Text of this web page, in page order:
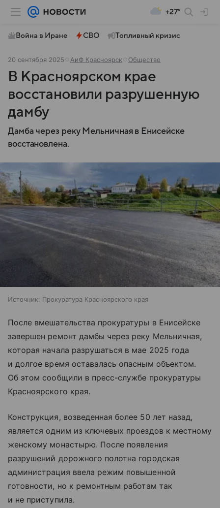
+27°
Война в Иране СВО Топливный кризис
20 сентября 2025 АиФ Красноярск Общество
В Красноярском крае
восстановили разрушенную
дамбу
Дамба через реку Мельничная в Енисейске
восстановлена.
Источник: Прокуратура Красноярского края
После вмешательства прокуратуры в Енисейске
завершен ремонт дамбы через реку Мельничная,
которая начала разрушаться в мае 2025 года
и долгое время оставалась опасным объектом.
Об этом сообщили в пресс-службе прокуратуры
Красноярского края.
Конструкция, возведенная более 50 лет назад,
является одним из ключевых проездов к местному
женскому монастырю. После появления
разрушений дорожного полотна городская
администрация ввела режим повышенной
готовности, но к ремонтным работам так
и не приступила.